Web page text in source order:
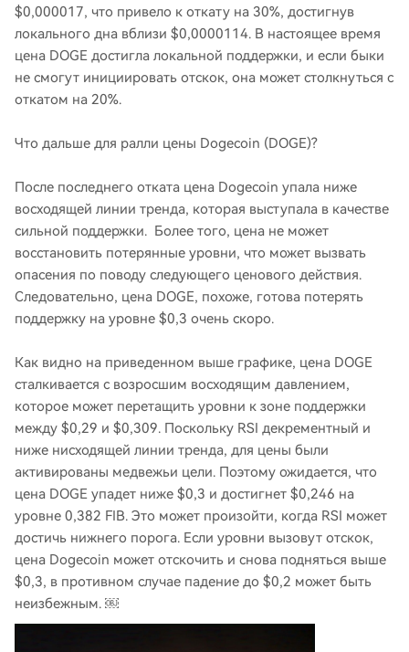
$0,000017, что привело к откату на 30%, достигнув
локального дна вблизи $0,0000114. В настоящее время
цена DOGE достигла локальной поддержки, и если быки
не смогут инициировать отскок, она может столкнуться с
откатом на 20%.
Что дальше для ралли цены Dogecoin (DOGE)?
После последнего отката цена Dogecoin упала ниже
восходящей линии тренда, которая выступала в качестве
сильной поддержки. Более того, цена не может
восстановить потерянные уровни, что может вызвать
опасения по поводу следующего ценового действия.
Следовательно, цена DOGE, похоже, готова потерять
поддержку на уровне $0,3 очень скоро.
Как видно на приведенном выше графике, цена DOGE
сталкивается с возросшим восходящим давлением,
которое может перетащить уровни к зоне поддержки
между $0,29 и $0,309. Поскольку RSI декрементный и
ниже нисходящей линии тренда, для цены были
активированы медвежьи цели. Поэтому ожидается, что
цена DOGE упадет ниже $0,3 и достигнет $0,246 на
уровне 0,382 FIB. Это может произойти, когда RSI может
достичь нижнего порога. Если уровни вызовут отскок,
цена Dogecoin может отскочить и снова подняться выше
$0,3, в противном случае падение до $0,2 может быть
неизбежным. ￼